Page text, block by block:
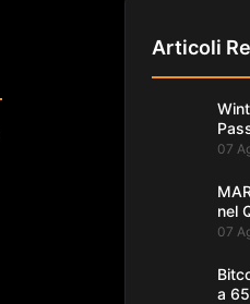
Articoli
07
nel
07
a